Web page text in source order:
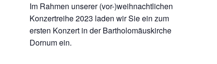
Im Rahmen unserer (vor-)weihnachtlichen
Konzertreihe 2023 laden wir Sie ein zum
ersten Konzert in der Bartholomäuskirche
Dornum ein.